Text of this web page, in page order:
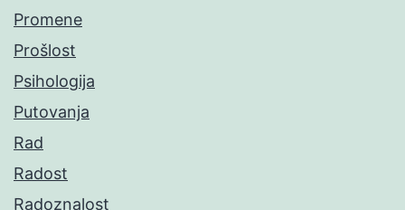
Promene
Prošlost
Psihologija
Putovanja
Rad
Radost
Radoznalost